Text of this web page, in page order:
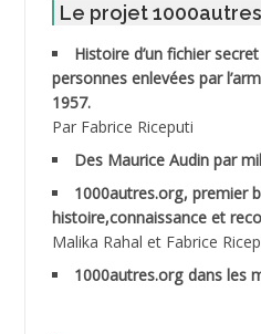
ABDELMOUMENE Ahmed
ABDESMED Mohamed ben
ABDESSELAMI Kouider
ABDESSLEM Ahmed dit le
ABDOUDOU
Le projet
Histoire d’un fichier
personnes enlevées par
1957.
Par Fabrice Riceputi
Des Maurice Audin par
1000autres.org, premier
histoire,connaissance et
Malika Rahal et Fabrice
1000autres.org dans les